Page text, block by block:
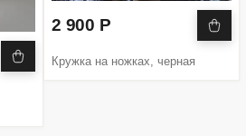
2 900 Р
Кружка на ножках, черная